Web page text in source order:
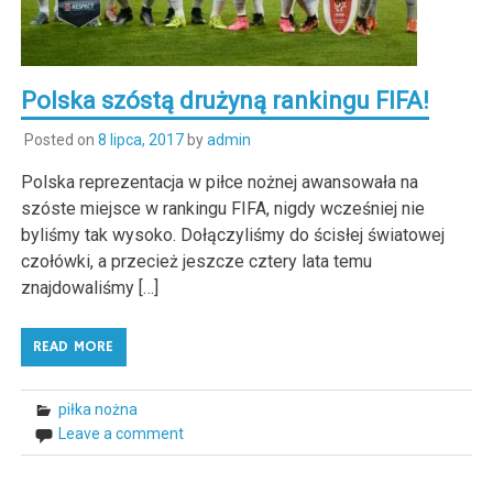
Polska szóstą drużyną rankingu FIFA!
Posted on 8 lipca, 2017byadmin
Polska reprezentacja w piłce nożnej awansowała na
szóste miejsce w rankingu FIFA, nigdy wcześniej nie
byliśmy tak wysoko. Dołączyliśmy do ścisłej światowej
czołówki, a przecież jeszcze cztery lata temu
znajdowaliśmy […]
READ MORE
piłka nożna
Leave a comment